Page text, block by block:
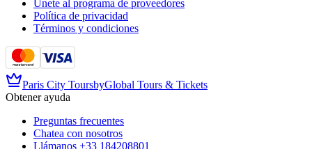
Únete al programa de proveedores
Política de privacidad
Términos y condiciones
Paris City ToursbyGlobal Tours & Tickets
Obtener ayuda
Preguntas frecuentes
Chatea con nosotros
Llámanos +33 184208801